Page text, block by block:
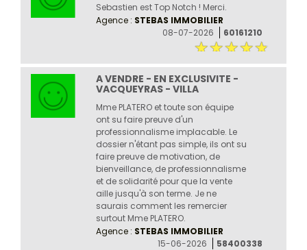
Sebastien est Top Notch ! Merci.
Agence : STEBAS IMMOBILIER
08-07-2026
60161210
A VENDRE - EN EXCLUSIVITE -
VACQUEYRAS - VILLA
Mme PLATERO et toute son équipe
ont su faire preuve d'un
professionnalisme implacable. Le
dossier n'étant pas simple, ils ont su
faire preuve de motivation, de
bienveillance, de professionnalisme
et de solidarité pour que la vente
aille jusqu'à son terme. Je ne
saurais comment les remercier
surtout Mme PLATERO.
Agence : STEBAS IMMOBILIER
15-06-2026
58400338